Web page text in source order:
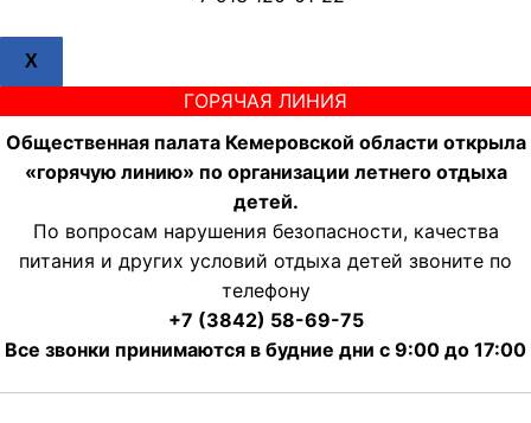
X
ГОРЯЧАЯ ЛИНИЯ
Общественная палата Кемеровской области открыла
«горячую линию» по организации летнего отдыха
детей.
По вопросам нарушения безопасности, качества
питания и других условий отдыха детей звоните по
телефону
+7 (3842) 58-69-75
Все звонки принимаются в будние дни с 9:00 до 17:00